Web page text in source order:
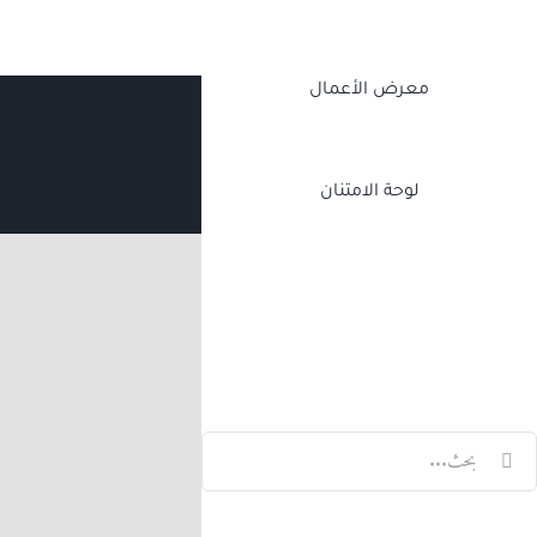
معرض الأعمال
لوحة الامتنان
البحث
عن: